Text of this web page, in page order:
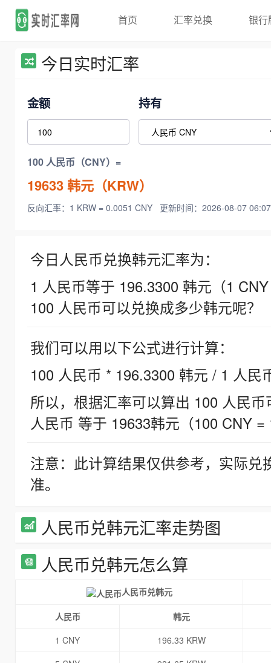
首页 汇率兑换 银行
今日实时汇率
金额 持有
100 人民币（CNY）=
19633韩元（KRW）
反向汇率：1 KRW = 0.0051 CNY 更新时间：2026-08-07
今日人民币兑换韩元汇率为：
1 人民币等于 196.3300 韩元（1
100 人民币可以兑换成多少韩元呢？
我们可以用以下公式进行计算：
100 人民币 * 196.3300 韩元 / 1 人民
所以，根据汇率可以算出 100 人民
人民币 等于 19633韩元（100 CNY =
注意：此计算结果仅供参考，实际
准。
人民币兑韩元汇率走势图
人民币兑韩元怎么算
人民币兑韩元
人民币
韩元
1 CNY
196.33 KRW